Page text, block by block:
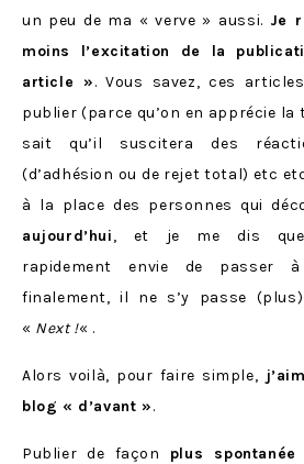
un peu de ma « verve » aussi. Je
moins l’excitation de la
article ». Vous savez, ces
publier (parce qu’on en apprécie la
sait qu’il suscitera des
(d’adhésion ou de rejet total) etc
à la place des personnes qui
aujourd’hui, et je me dis que
rapidement envie de passer
finalement, il ne s’y passe (plus)
« Next !« .
Alors voilà, pour faire simple,
blog « d’avant ».
Publier de façon plus spontanée